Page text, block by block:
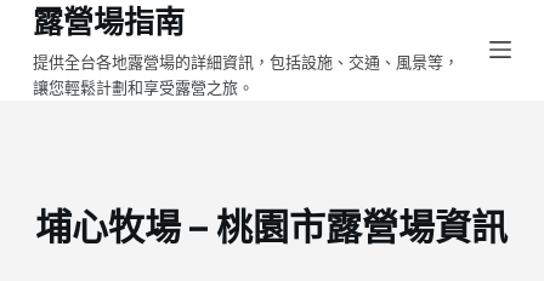
跳
至
主
露營場指南
提供全台各地露營場的詳細資訊，包括設施、交通、風景等，
讓您輕鬆計劃和享受露營之旅。
埔心牧場 – 桃園市露營場資訊